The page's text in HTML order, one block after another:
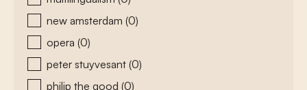
new amsterdam (0)
opera (0)
peter stuyvesant (0)
philip the good (0)